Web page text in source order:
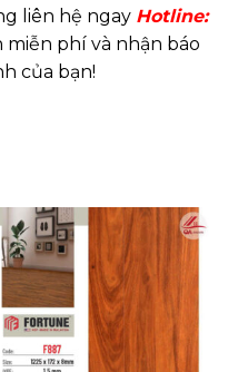
liên hệ ngay Hotline:
phí và nhận báo
của bạn!